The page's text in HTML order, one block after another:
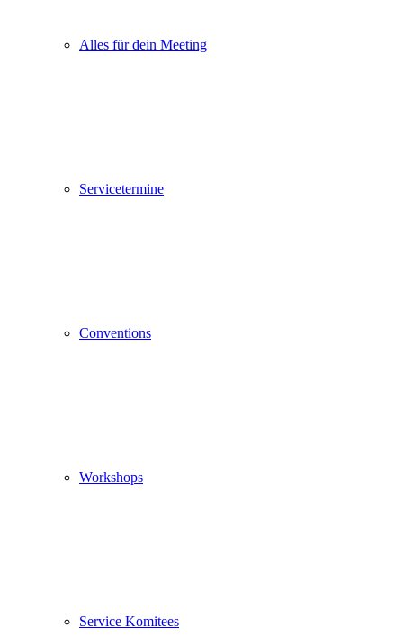
Alles für dein Meeting
Servicetermine
Conventions
Workshops
Service Komitees